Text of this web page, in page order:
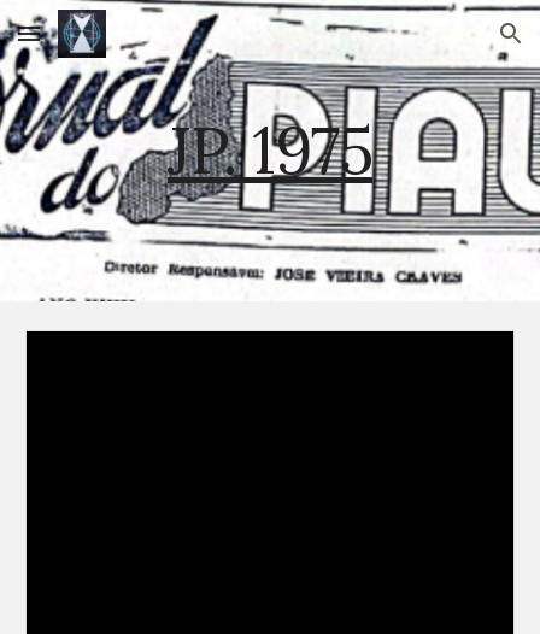
Skip to main content Skip to navigation
JP. 1975